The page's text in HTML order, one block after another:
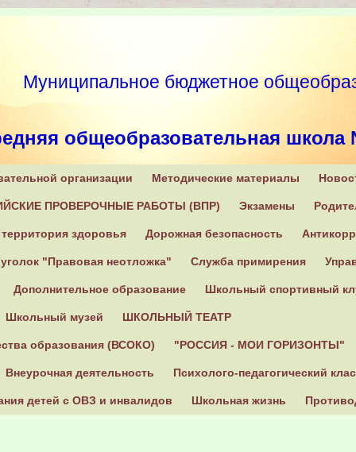
Муниципальное бюджетное
общеобразовательная
171270, Тверская область, Конаковский район, п.
+7 (482 42) 2-16-31
организации Методические материалы
ПРОВЕРОЧНЫЕ РАБОТЫ (ВПР) Экзамены
здоровья Дорожная безопасность
"Правовая неотложка" Служба примирения
Дополнительное образование Школьный спортивный
Школьный музей ШКОЛЬНЫЙ ТЕАТР
образования (ВСОКО) "РОССИЯ - МОИ ГОРИЗОНТЫ"
Внеурочная деятельность Психолого-педагогический
детей с ОВЗ и инвалидов Школьная жизнь